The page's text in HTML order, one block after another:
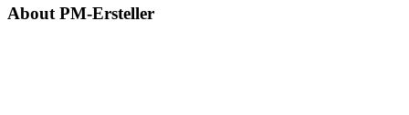
About PM-Ersteller